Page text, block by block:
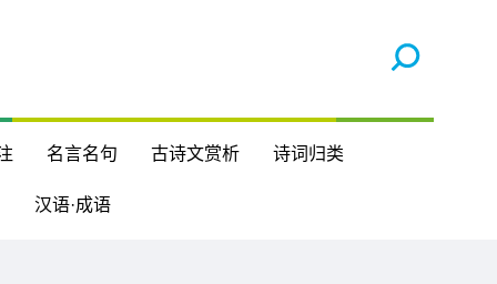
名言名句 古诗文赏析 诗词归类
汉语·成语